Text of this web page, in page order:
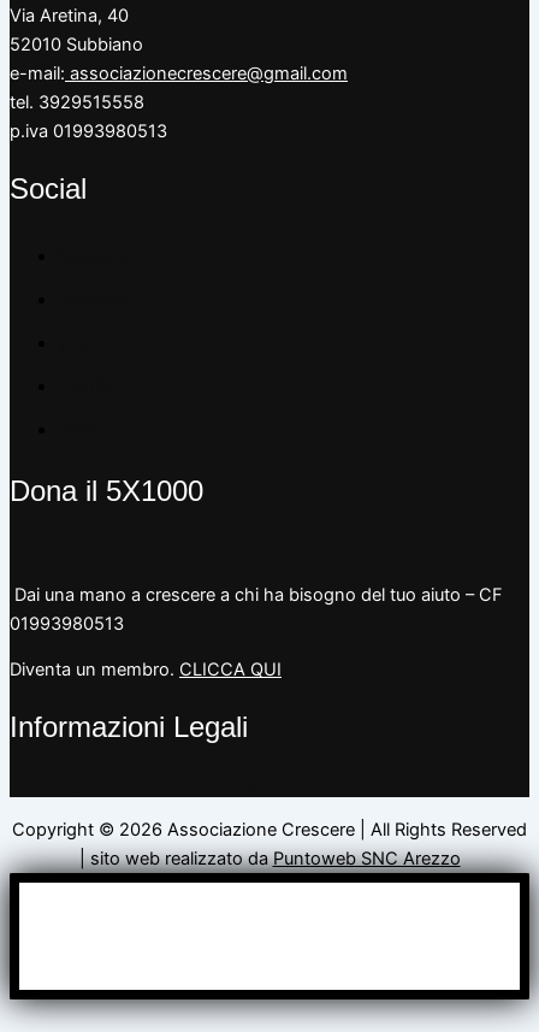
Via Aretina, 40
52010 Subbiano
e-mail: associazionecrescere@gmail.com
tel. 3929515558
p.iva 01993980513
Social
Dona il 5X1000
Dai una mano a crescere a chi ha bisogno del tuo aiuto – CF
01993980513
Diventa un membro. CLICCA QUI
Informazioni Legali
Copyright © 2026 Associazione Crescere | All Rights Reserved
| sito web realizzato daPuntoweb SNC Arezzo